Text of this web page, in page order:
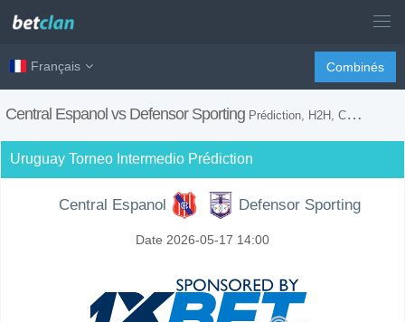
Français Combinés
Central Espanol vs Defensor Sporting Prédiction, H2H, Conseils de Paris et Prévision du Match
Uruguay Torneo Intermedio Prédiction
Central Espanol Defensor Sporting
Date 2026-05-17 14:00